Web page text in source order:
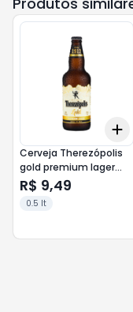
Add
Cerveja Therezópolis
gold premium lager
500ml
R$ 9,49
0.5 lt